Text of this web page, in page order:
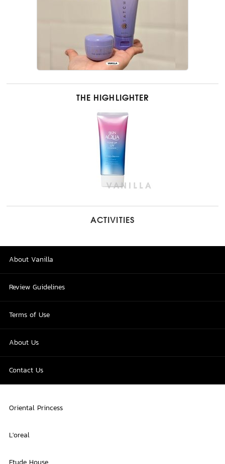
THE HIGHLIGHTER
ACTIVITIES
About Vanilla
Review Guidelines
Terms of Use
About Us
Contact Us
Oriental Princess
L'oreal